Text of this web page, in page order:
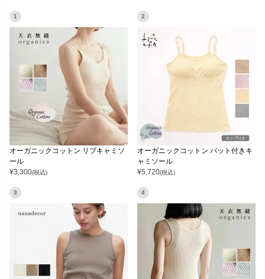
1
オーガニックコットン リブキャミソ
ール
¥3,300(税込)
2
オーガニックコットン パット付きキ
ャミソール
¥5,720(税込)
3 4